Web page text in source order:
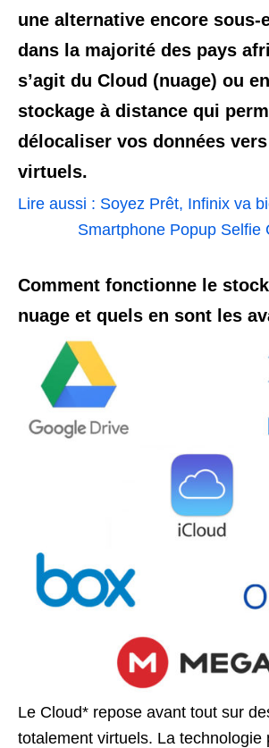
une alternative encore sous-
dans la majorité des pays
s’agit du Cloud (nuage) ou
stockage à distance qui
délocaliser vos données
virtuels.
Lire aussi : Soyez Prêt, Infinix va
Smartphone Popup Selfie
Comment fonctionne le
nuage et quels en sont les
Le Cloud* repose avant tout sur
totalement virtuels. La technologie